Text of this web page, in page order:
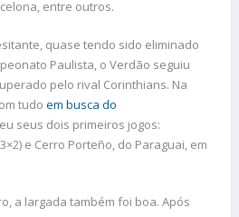
entre outros.
quase tendo sido eliminado
Paulista, o Verdão seguiu
pelo rival Corinthians. Na
tudo em busca do
seus dois primeiros jogos:
e Cerro Porteño, do Paraguai, em
a largada também foi boa. Após